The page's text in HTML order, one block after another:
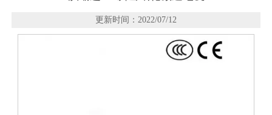
更新时间：2022/07/12